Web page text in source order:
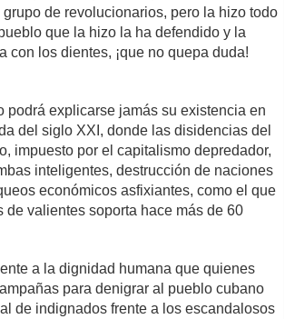
de revolucionarios, pero la hizo todo
que la hizo la ha defendido y la
con los dientes, ¡que no quepa duda!
podrá explicarse jamás su existencia en
del siglo XXI, donde las disidencias del
impuesto por el capitalismo depredador,
inteligentes, destrucción de naciones
económicos asfixiantes, como el que
de valientes soporta hace más de 60
a la dignidad humana que quienes
para denigrar al pueblo cubano
de indignados frente a los escandalosos